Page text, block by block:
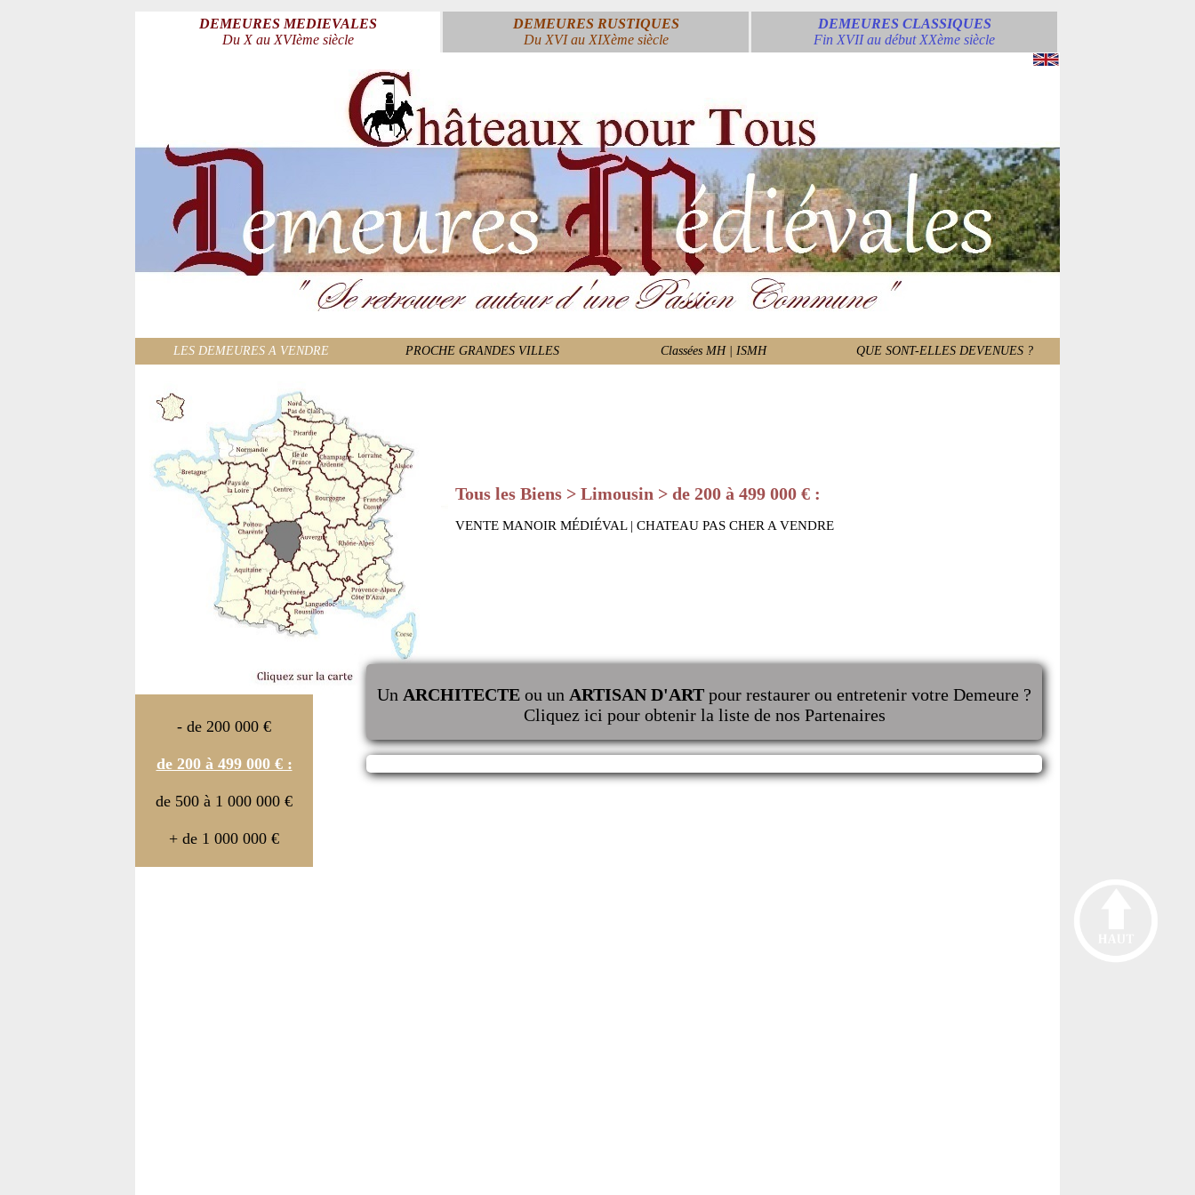
DEMEURES MEDIEVALES
Du X au XVIème siècle
DEMEURES RUSTIQUES
Du XVI au XIXème siècle
DEMEURES CLASSIQUES
Fin XVII au début XXème siècle
LES DEMEURES A VENDRE PROCHE GRANDES VILLES Classées MH | ISMH QUE SONT-ELLES DEVENUES ?
- de 200 000 €
de 200 à 499 000 € :
de 500 à 1 000 000 €
+ de 1 000 000 €
Tous les Biens > Limousin > de 200 à 499 000 € :
VENTE MANOIR MÉDIÉVAL | CHATEAU PAS CHER A VENDRE
Un ARCHITECTE ou un ARTISAN D'ART pour restaurer ou entretenir votre Demeure ?
Cliquez ici pour obtenir la liste de nos Partenaires